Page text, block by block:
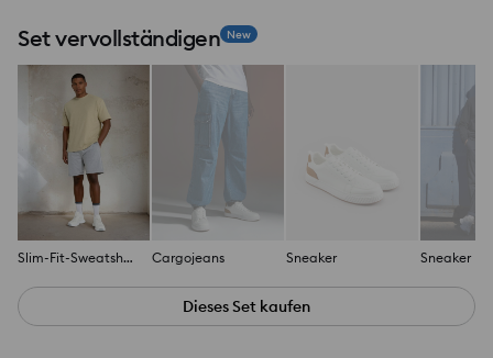
Set vervollständigen New
Slim-Fit-Sweatshorts mit Bindeband Cargojeans Sneaker Sneaker
Dieses Set kaufen